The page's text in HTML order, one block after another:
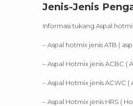
Jenis-Jenis
Informasi tukang Aspal
– Aspal hotmix jenis ATB (
– Aspal Hotmix jenis ACBC
– Aspal Hotmix jenis ACWC
– Aspal Hotmix jenis HRS (